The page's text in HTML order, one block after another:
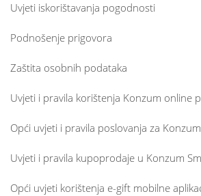
Uvjeti iskorištavanja pogodnosti
Podnošenje prigovora
Zaštita osobnih podataka
Uvjeti i pravila korištenja Konzum online
Opći uvjeti i pravila poslovanja za
Uvjeti i pravila kupoprodaje u Konzum
Opći uvjeti korištenja e-gift mobilne